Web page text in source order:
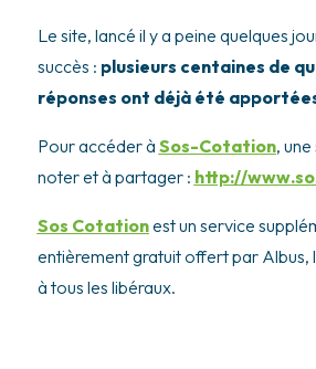
Le site, lancé il y a peine quelques
succès : plusieurs centaines de
réponses ont déjà été
Pour accéder à Sos-Cotation,
noter et à partager : http://
Sos Cotationest un service
entièrement gratuit offert par Albus,
à tous les libéraux.